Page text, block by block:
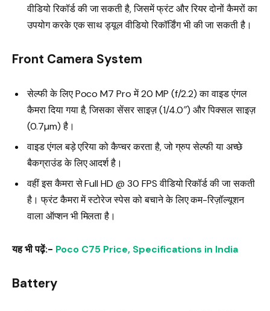
वीडियो रिकॉर्ड की जा सकती है, जिसमें फ्रंट और रियर दोनों कैमरों का
उपयोग करके एक साथ ड्यूल वीडियो रिकॉर्डिंग भी की जा सकती है।
Front Camera System
सेल्फी के लिए Poco M7 Pro में 20 MP (f/2.2) का वाइड एंगल
कैमरा दिया गया है, जिसका सेंसर साइज़ (1/4.0″) और पिक्सल साइज़
(0.7µm) है।
वाइड एंगल बड़े एरिया को कैप्चर करता है, जो ग्रुप सेल्फी या अच्छे
बैकग्राउंड के लिए आदर्श है।
वहीं इस कैमरा से Full HD @ 30 FPS वीडियो रिकॉर्ड की जा सकती
है। फ्रंट कैमरा में स्टोरेज स्पेस को बचाने के लिए कम-रिज़ॉल्यूशन
वाला ऑप्शन भी मिलता है।
यह भी पढ़ें:- Poco C75 Price, Specifications in India
Battery